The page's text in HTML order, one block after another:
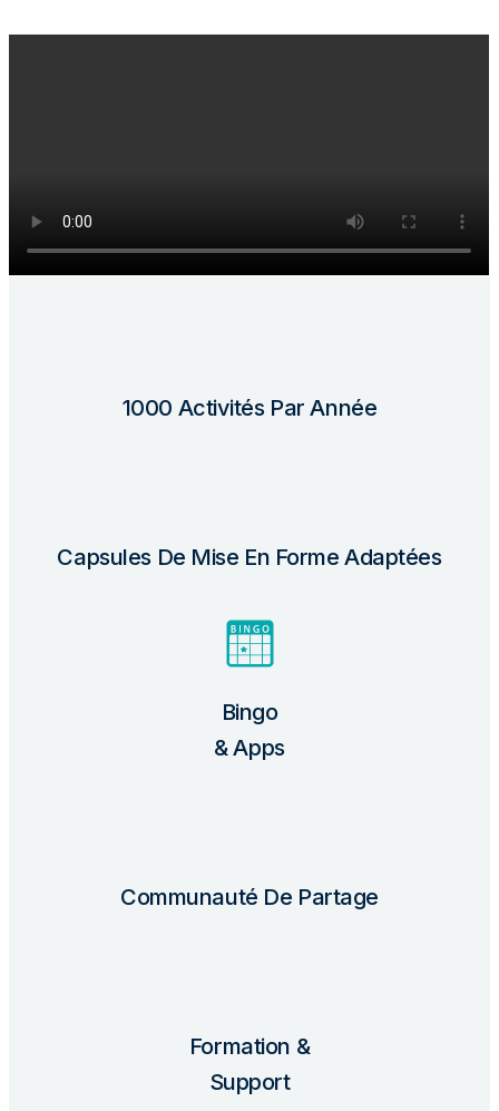
1000 Activités Par Année
Capsules De Mise En Forme Adaptées
Bingo
& Apps
Communauté De Partage
Formation &
Support